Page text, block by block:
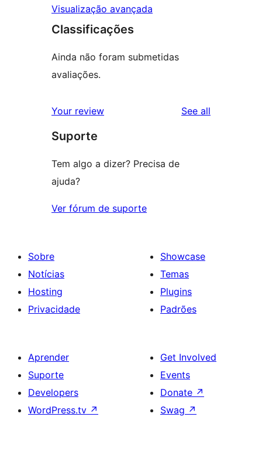
Visualização avançada
Classificações
Ainda não foram submetidas
avaliações.
Your review See all
Suporte
Tem algo a dizer? Precisa de
ajuda?
Ver fórum de suporte
Sobre
Notícias
Hosting
Privacidade
Showcase
Temas
Plugins
Padrões
Aprender
Suporte
Developers
WordPress.tv ↗
Get Involved
Events
Donate ↗
Swag ↗